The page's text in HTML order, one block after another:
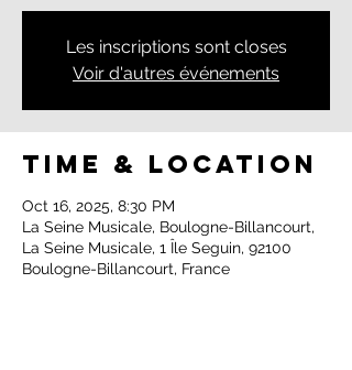
Les inscriptions sont closes
Voir d'autres événements
Time & Location
Oct 16, 2025, 8:30 PM
La Seine Musicale, Boulogne-Billancourt,
La Seine Musicale, 1 Île Seguin, 92100
Boulogne-Billancourt, France